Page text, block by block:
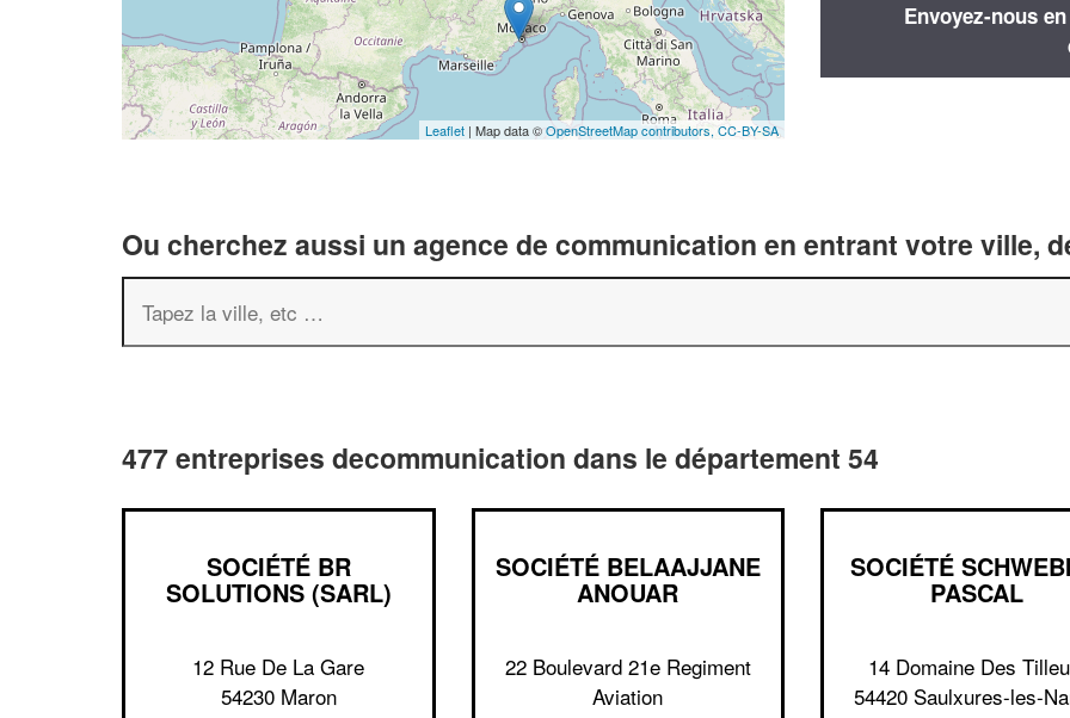
Leaflet | Map data ©OpenStreetMap contributors, CC-BY-SA
Envoyez-nous
Ou cherchez aussi un agence de communication en entrant votre ville,
477 entreprises decommunication dans le département 54
SOCIÉTÉ BR
SOLUTIONS (SARL)
12 Rue De La Gare
54230 Maron
SOCIÉTÉ BELAAJJANE
ANOUAR
22 Boulevard 21e Regiment
Aviation
SOCIÉTÉ
PASCAL
14 Domaine Des
54420 Saulxures-les-